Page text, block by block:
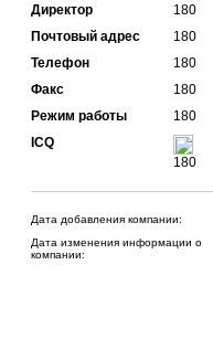
Директор
180
Почтовый адрес
180
Телефон
180
Факс
180
Режим работы
180
ICQ
180
Дата добавления компании:
Дата изменения информации о
компании: